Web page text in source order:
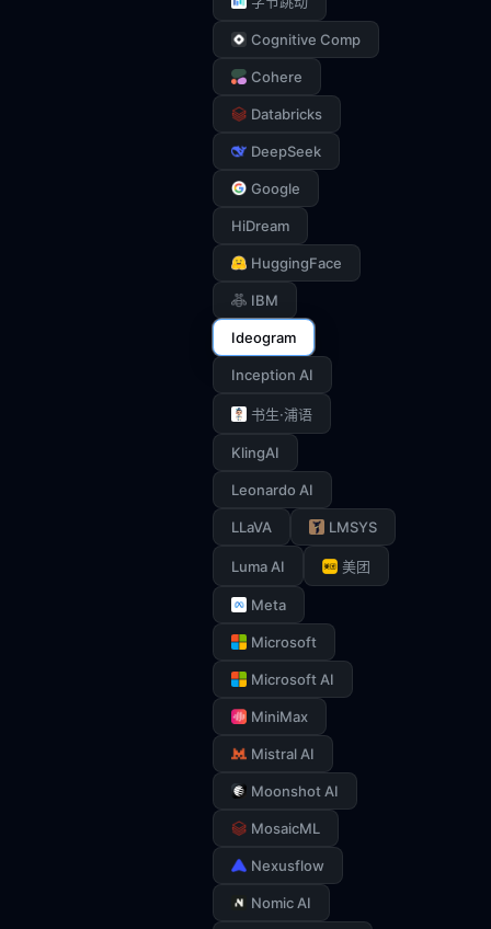
Cognitive Comp
Cohere
Databricks
DeepSeek
Google
HiDream
HuggingFace
IBM
Ideogram
Inception AI
书生·浦语
KlingAI
Leonardo AI
LLaVA LMSYS
Luma AI 美团
Meta
Microsoft
Microsoft AI
MiniMax
Mistral AI
Moonshot AI
MosaicML
Nexusflow
Nomic AI